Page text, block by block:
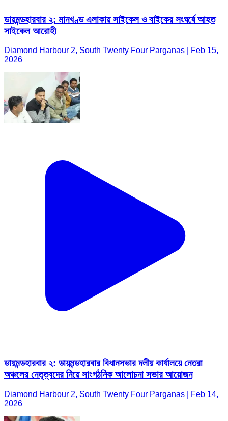
ডায়মন্ডহারবার ২: মানখণ্ড এলাকায় সাইকেল ও বাইকের সংঘর্ষে আহত
সাইকেল আরোহী
Diamond Harbour 2, South Twenty Four Parganas | Feb 15,
2026
ডায়মন্ডহারবার ২: ডায়মন্ডহারবার বিধানসভার দলীয় কার্যালয়ে নেতরা
অঞ্চলের নেতৃত্বদের নিয়ে সাংগঠনিক আলোচনা সভার আয়োজন
Diamond Harbour 2, South Twenty Four Parganas | Feb 14,
2026